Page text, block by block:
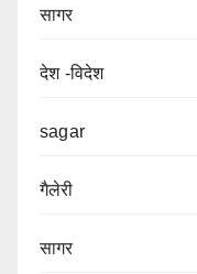
सागर
देश -विदेश
sagar
गैलेरी
सागर